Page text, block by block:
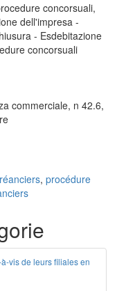
concorsuali,
dell'impresa -
- Esdebitazione
concorsuali
commerciale, n 42.6,
, procédure
vis de leurs filiales en